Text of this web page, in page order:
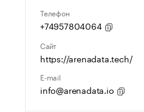
Телефон
+74957804064
Сайт
https://arenadata.tech/
E-mail
info@arenadata.io